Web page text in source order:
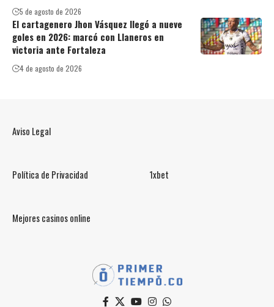
5 de agosto de 2026
El cartagenero Jhon Vásquez llegó a nueve
goles en 2026: marcó con Llaneros en
victoria ante Fortaleza
4 de agosto de 2026
Aviso Legal
Política de Privacidad 1xbet
Mejores casinos online